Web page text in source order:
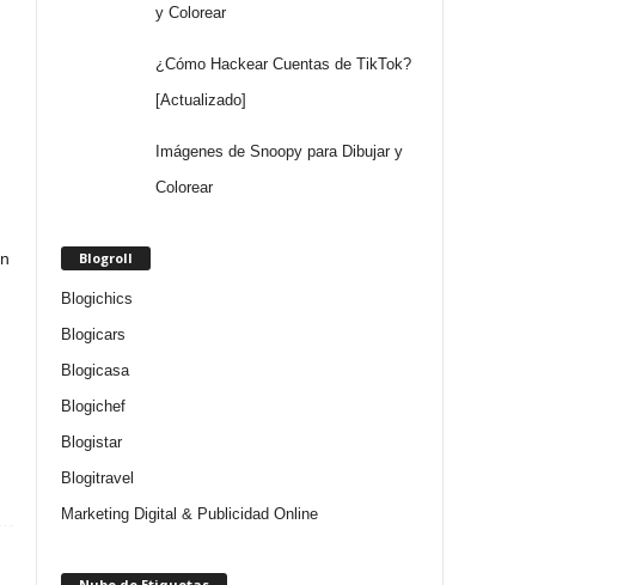
y Colorear
¿Cómo Hackear Cuentas de TikTok?
[Actualizado]
Imágenes de Snoopy para Dibujar y
Colorear
Blogroll
Blogichics
Blogicars
Blogicasa
Blogichef
Blogistar
Blogitravel
Marketing Digital & Publicidad Online